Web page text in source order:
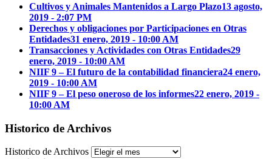
Cultivos y Animales Mantenidos a Largo Plazo13 agosto,
2019 - 2:07 PM
Derechos y obligaciones por Participaciones en Otras
Entidades31 enero, 2019 - 10:00 AM
Transacciones y Actividades con Otras Entidades29
enero, 2019 - 10:00 AM
NIIF 9 – El futuro de la contabilidad financiera24 enero,
2019 - 10:00 AM
NIIF 9 – El peso oneroso de los informes22 enero, 2019 -
10:00 AM
Historico de Archivos
Historico de Archivos